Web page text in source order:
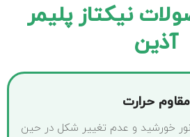
نیکتاز پلیمر
آذین
مقاوم حرارت
نور خورشید و عدم تغییر شکل در حین